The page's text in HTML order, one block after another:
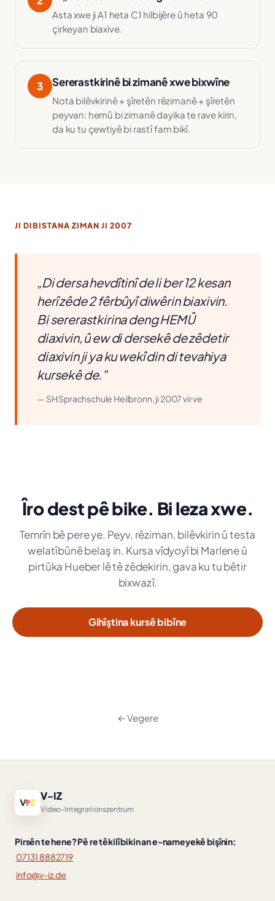
Asta xwe ji A1 heta C1 hilbijêre û heta 90
çirkeyan biaxive.
3 Sererastkirinê bi zimanê xwe bixwîne
Nota bilêvkirinê + şîretên rêzimanê + şîretên
peyvan: hemû bi zimanê dayika te rave kirin,
da ku tu çewtiyê bi rastî fam bikî.
JI DIBISTANA ZIMAN JI 2007
„Di dersa hevdîtinî de li ber 12 kesan
herî zêde 2 fêrbûyî diwêrin biaxivin.
Bi sererastkirina deng HEMÛ
diaxivin, û ew di dersekê de zêdetir
diaxivin ji ya ku wekî din di tevahiya
kursekê de."
— SH Sprachschule Heilbronn, ji 2007 vir ve
Îro dest pê bike. Bi leza xwe.
Temrîn bê pere ye. Peyv, rêziman, bilêvkirin û testa
welatîbûnê belaş in. Kursa vîdyoyî bi Marlene û
pirtûka Hueber lê tê zêdekirin, gava ku tu bêtir
bixwazî.
Gihîştina kursê bibîne
← Vegere
V-IZ
Video-Integrationszentrum
Pirsên te hene? Pê re têkilî bikin an e-nameyekê bişînin:
07131 8882719
info@v-iz.de